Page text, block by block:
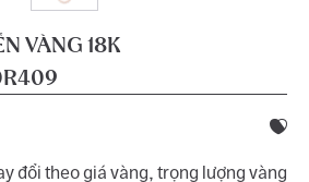
VÀNG 18K
đổi theo giá vàng, trọng lượng vàng